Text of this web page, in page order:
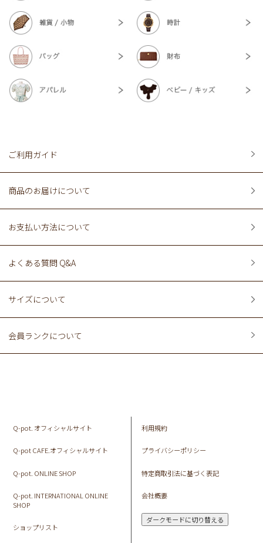
ご利用ガイド
商品のお届けについて
お支払い方法について
よくある質問 Q&A
サイズについて
会員ランクについて
Q-pot. オフィシャルサイト
Q-pot CAFE.オフィシャルサイト
Q-pot. ONLINE SHOP
Q-pot. INTERNATIONAL ONLINE
SHOP
ショップリスト
利用規約
プライバシーポリシー
特定商取引法に基づく表記
会社概要
ダークモードに切り替える